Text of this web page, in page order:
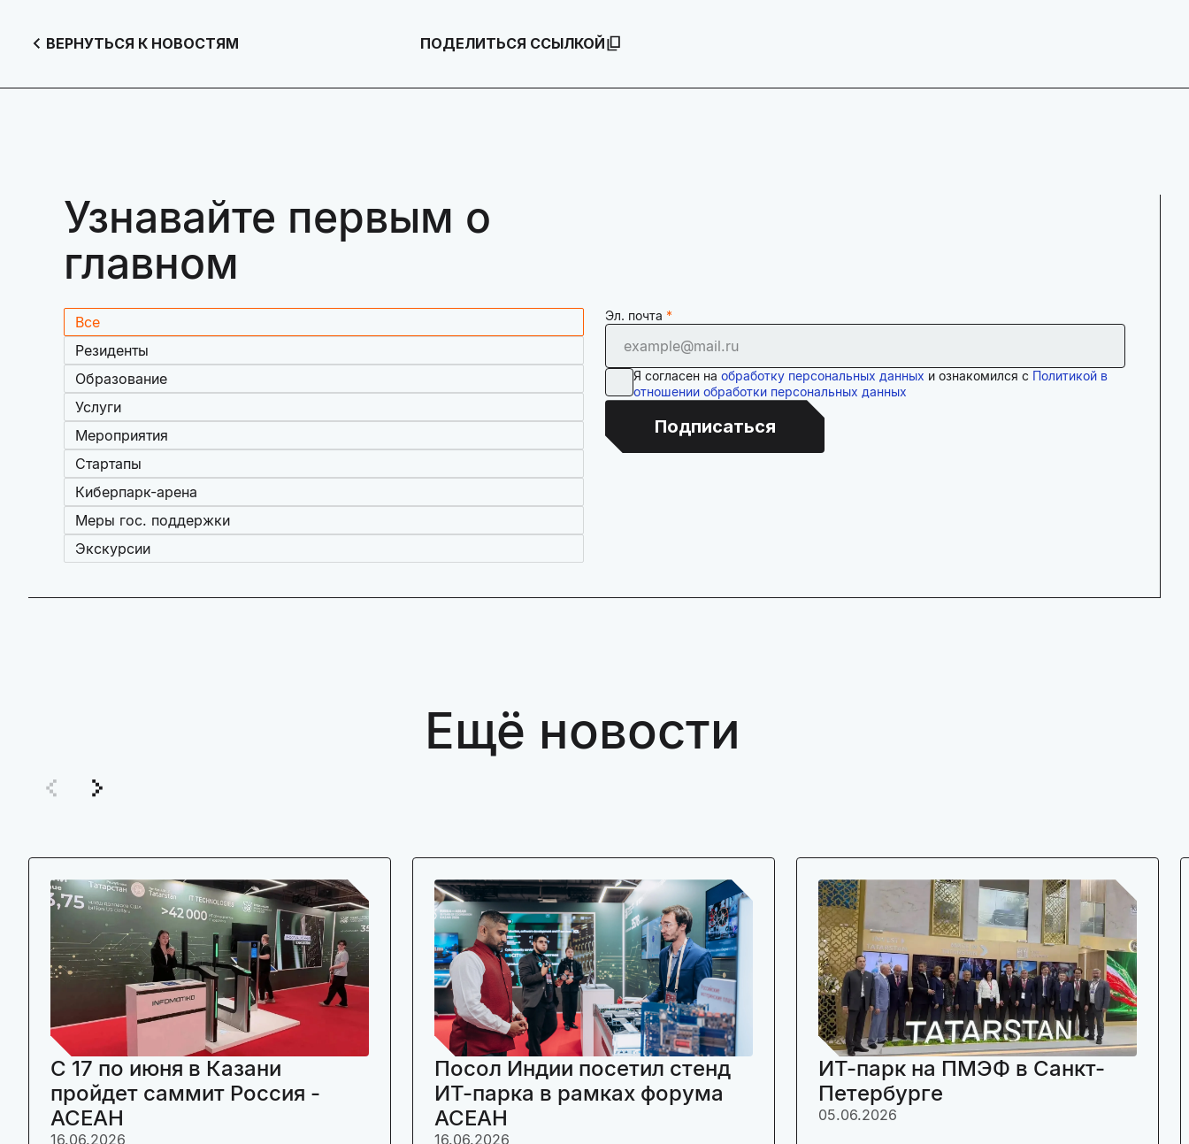
ВЕРНУТЬСЯ К НОВОСТЯМ ПОДЕЛИТЬСЯ ССЫЛКОЙ
Узнавайте первым о
главном
Все
Резиденты
Образование
Услуги
Мероприятия
Стартапы
Киберпарк-арена
Меры гос. поддержки
Экскурсии
Эл. почта
Я согласен на обработку персональных данных и ознакомился с Политикой в
отношении обработки персональных данных
Подписаться
Ещё новости
C 17 по июня в Казани
пройдет саммит Россия -
АСЕАН
16.06.2026
Посол Индии посетил стенд
ИТ-парка в рамках форума
АСЕАН
16.06.2026
ИТ-парк на ПМЭФ в Санкт-
Петербурге
05.06.2026